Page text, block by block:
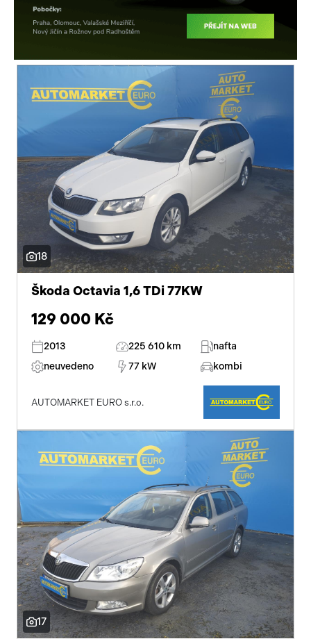
18
Škoda Octavia 1,6 TDi 77KW
129 000 Kč
2013 225 610 km
nafta
neuvedeno
77 kW kombi
AUTOMARKET EURO s.r.o.
17